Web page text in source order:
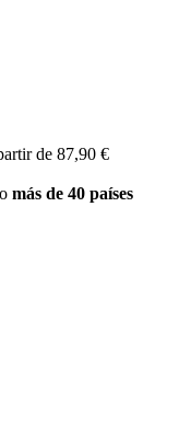
de 87,90 €
más de 40 países